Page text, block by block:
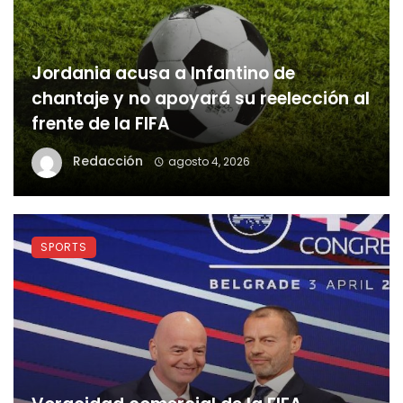
Jordania acusa a Infantino de
chantaje y no apoyará su reelección al
frente de la FIFA
Redacción agosto 4, 2026
SPORTS